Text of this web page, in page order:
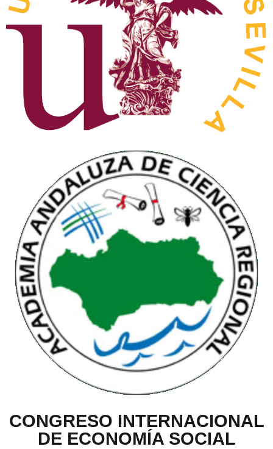
CONGRESO INTERNACIONAL
DE ECONOMÍA SOCIAL